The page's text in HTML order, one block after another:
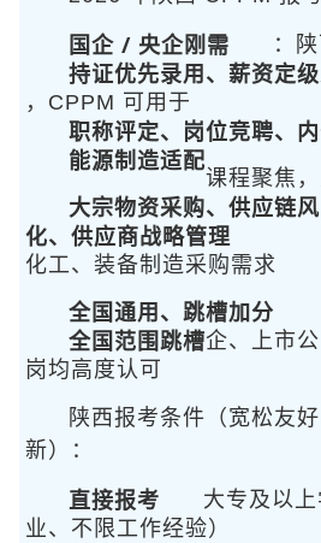
国企 / 央企刚需
：
持证优先录用、薪资定
，CPPM 可用于
职称评定、岗位竞聘、
能源制造适配
课程聚焦
大宗物资采购、供应链
化、供应商战略管理
化工、装备制造采购需求
全国通用、跳槽加分
全国范围跳槽企、上市
岗均高度认可
陕西报考条件（宽松友
新）：
大专及以上
直接报考
业、不限工作经验）